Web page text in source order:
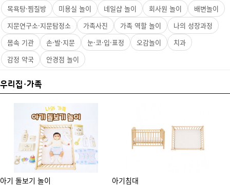
목욕탕·찜질방
미용실 놀이 네일샵 놀이 회사원 놀이
배변놀이
지문연구소·지문탐정소
가족사진 가족 역할 놀이
나의 성장과정
몸속 기관
손·발·지문 눈·코·입·표정 오감놀이
치과
감정 약국
안경점 놀이
우리집·가족
아기 돌보기 놀이 아기침대